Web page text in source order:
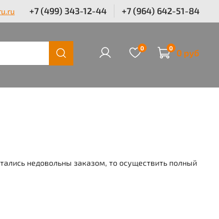
+7 (499) 343-12-44 +7 (964) 642-51-84
0 0 0 руб
недовольны заказом, то осуществить полный